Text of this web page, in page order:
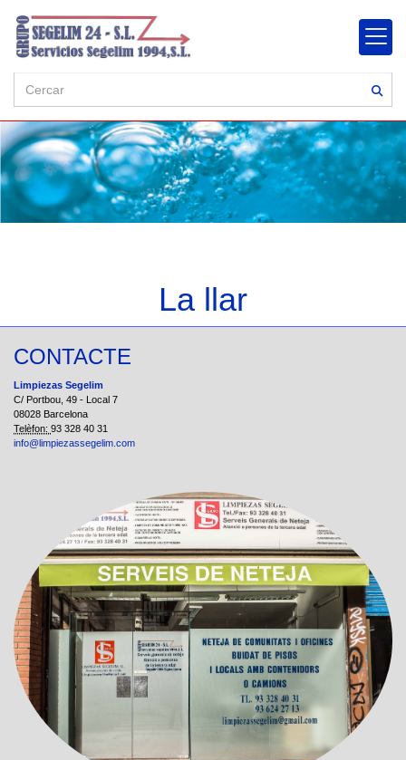
La llar
CONTACTE
Limpiezas Segelim
C/ Portbou, 49 - Local 7
08028 Barcelona
Telèfon: 93 328 40 31
info@limpiezassegelim.com